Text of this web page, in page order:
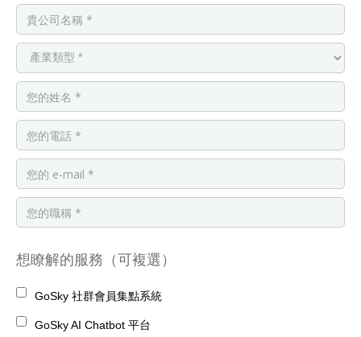
想瞭解的服務（可複選）
GoSky 社群會員集點系統
GoSky AI Chatbot 平台